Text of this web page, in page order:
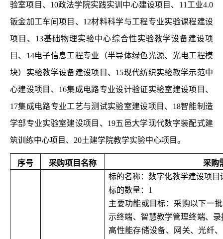
验室项目 、 10政法学院实践实训中心建设项目 、 11 工业4.0
钣金加工车间项目 、 12材料科学与工程专业实验课程建设
项目 、 13基础物理实验中心综合性实验教学设备建设项
目 、 14电子信息工程专业（半导体绿色光源、光电工程模
块）实验教学设备建设项目 、 15现代纺织实验教学示范中
心建设项目、16集成电路专业设计验证实验室建设项目、
17集成电路专业工艺与测试实验室建设项目 、 18智能制造
学部专业实验室建设项目 、 19五邑大学现代数字装配式建
筑训练中心项目 、 20土建学院教学实验中心项目。
序号 采购项目名称 采购
标的名称：数字化教学建设项目
标的数量： 1
主要功能或目标：采购以下一
示终端、智慧教学管理终端、
高性能存储设备、网关、光纤